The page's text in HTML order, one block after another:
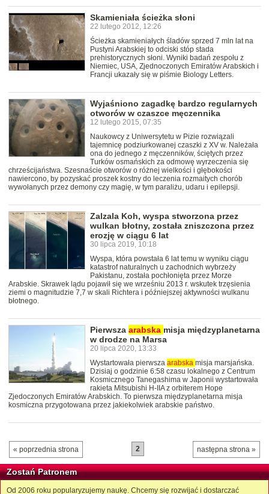
Skamieniała ścieżka słoni
22 lutego 2012, 12:26
Ścieżka skamieniałych śladów sprzed 7 mln lat na
Pustyni Arabskiej to odciski stóp stada
prehistorycznych słoni. Wyniki badań zespołu z
Niemiec, USA, Zjednoczonych Emiratów Arabskich i
Francji ukazały się w piśmie Biology Letters.
Wyjaśniono zagadkę bardzo regularnych
otworów w czaszce męczennika
12 lutego 2015, 07:35
Naukowcy z Uniwersytetu w Pizie rozwiązali
tajemnicę podziurkowanej czaszki z XV w. Należała
ona do jednego z męczenników, ściętych przez
Turków osmańskich za odmowę wyrzeczenia się
chrześcijaństwa. Szesnaście otworów o różnej wielkości i głębokości
nawiercono, by pozyskać proszek kostny do leczenia rozmaitych chorób
wywołanych przez demony czy magię, w tym paraliżu, udaru i epilepsji.
Zalzala Koh, wyspa stworzona przez
wulkan błotny, została zniszczona przez
erozję w ciągu 6 lat
30 lipca 2019, 10:18
Wyspa, która powstała 6 lat temu w wyniku ciągu
katastrof naturalnych u zachodnich wybrzeży
Pakistanu, została pochłonięta przez Morze
Arabskie. Skrawek lądu pojawił się we wrześniu 2013 r. wskutek trzęsienia
ziemi o magnitudzie 7,7 w skali Richtera i późniejszej aktywności wulkanu
błotnego.
Pierwsza arabska misja międzyplanetarna
w drodze na Marsa
20 lipca 2020, 13:33
Wystartowała pierwsza arabska misja marsjańska.
Dzisiaj o godzinie 6:58 czasu lokalnego z Centrum
Kosmicznego Tanegashima w Japonii wystartowała
rakieta Mitsubishi H-IIA z orbiterem Hope
Zjedoczonych Emiratów Arabskich. To pierwsza międzyplanetarna misja
kosmiczna przygotowana przez jakiekolwiek arabskie państwo.
« poprzednia strona następna strona »
2
Zostań Patronem
Od 2006 roku popularyzujemy naukę. Chcemy się rozwijać i dostarczać